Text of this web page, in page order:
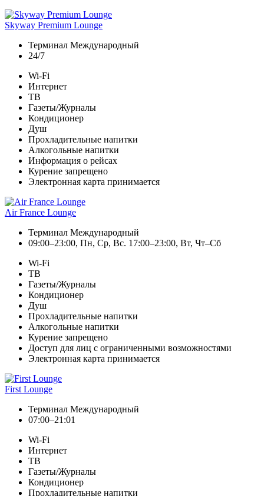
Skyway Premium Lounge
Терминал Международный
24/7
Wi-Fi
Интернет
ТВ
Газеты/Журналы
Кондиционер
Душ
Прохладительные напитки
Алкогольные напитки
Информация о рейсах
Курение запрещено
Электронная карта принимается
Air France Lounge
Терминал Международный
09:00–23:00, Пн, Ср, Вс. 17:00–23:00, Вт, Чт–Сб
Wi-Fi
ТВ
Газеты/Журналы
Кондиционер
Душ
Прохладительные напитки
Алкогольные напитки
Курение запрещено
Доступ для лиц с ограниченными возможностями
Электронная карта принимается
First Lounge
Терминал Международный
07:00–21:01
Wi-Fi
Интернет
ТВ
Газеты/Журналы
Кондиционер
Прохладительные напитки